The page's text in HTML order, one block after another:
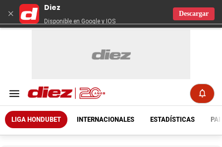
×
Diez
Disponible en Google y IOS
Descargar
LIGA HONDUBET INTERNACIONALES ESTADÍSTICAS